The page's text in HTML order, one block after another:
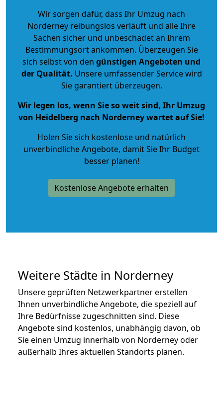
Wir sorgen dafür, dass Ihr Umzug nach
Norderney reibungslos verläuft und alle Ihre
Sachen sicher und unbeschadet an Ihrem
Bestimmungsort ankommen. Überzeugen Sie
sich selbst von den günstigen Angeboten und
der Qualität. Unsere umfassender Service wird
Sie garantiert überzeugen.
Wir legen los, wenn Sie so weit sind, Ihr Umzug
von Heidelberg nach Norderney wartet auf Sie!
Holen Sie sich kostenlose und natürlich
unverbindliche Angebote, damit Sie Ihr Budget
besser planen!
Kostenlose Angebote erhalten
Weitere Städte in Norderney
Unsere geprüften Netzwerkpartner erstellen
Ihnen unverbindliche Angebote, die speziell auf
Ihre Bedürfnisse zugeschnitten sind. Diese
Angebote sind kostenlos, unabhängig davon, ob
Sie einen Umzug innerhalb von Norderney oder
außerhalb Ihres aktuellen Standorts planen.